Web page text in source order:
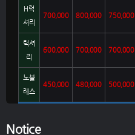
H럭
셔리
700,000 800,000 750,000
럭셔
리
600,000 700,000 700,000
노블
레스
450,000 480,000 500,000
※ 필름제거 비용 별도견적
※ 일부 차종은 시공상 작업 난이도에 따라
Notice